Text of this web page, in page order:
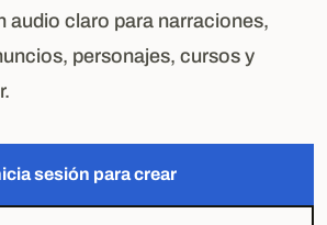
audio claro para narraciones,
personajes, cursos y
sesión para crear